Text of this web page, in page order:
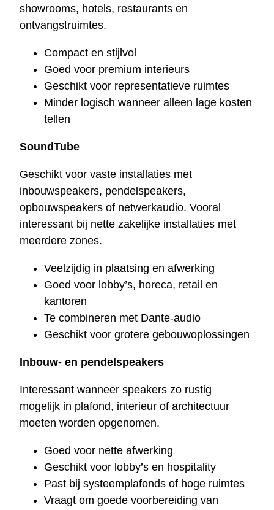
showrooms, hotels, restaurants en
ontvangstruimtes.
Compact en stijlvol
Goed voor premium interieurs
Geschikt voor representatieve ruimtes
Minder logisch wanneer alleen lage kosten
tellen
SoundTube
Geschikt voor vaste installaties met
inbouwspeakers, pendelspeakers,
opbouwspeakers of netwerkaudio. Vooral
interessant bij nette zakelijke installaties met
meerdere zones.
Veelzijdig in plaatsing en afwerking
Goed voor lobby’s, horeca, retail en
kantoren
Te combineren met Dante-audio
Geschikt voor grotere gebouwoplossingen
Inbouw- en pendelspeakers
Interessant wanneer speakers zo rustig
mogelijk in plafond, interieur of architectuur
moeten worden opgenomen.
Goed voor nette afwerking
Geschikt voor lobby’s en hospitality
Past bij systeemplafonds of hoge ruimtes
Vraagt om goede voorbereiding van